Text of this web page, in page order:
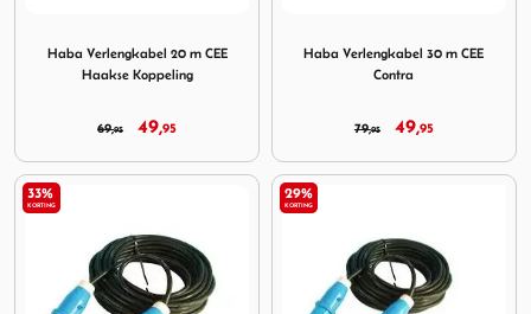
Haba Verlengkabel 20 m CEE
Haakse Koppeling
69,95 49,95
Haba Verlengkabel 30 m CEE
Contra
79,95 49,95
33%
KORTING
29%
KORTING